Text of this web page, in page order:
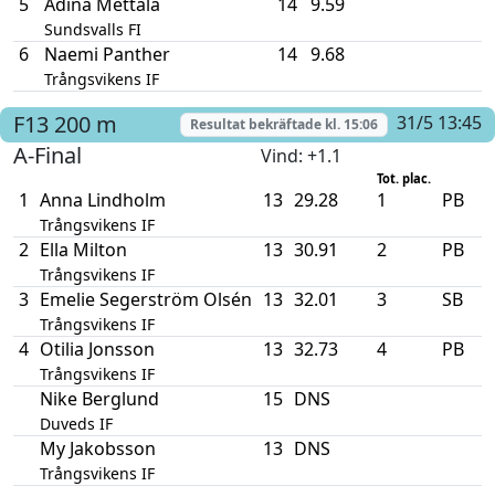
Sundsvalls FI
6 Naemi Panther
Trångsvikens IF
14 9.68
F13 200 m Resultat bekräftade kl. 15:06 31/5 13:45
A-Final Vind: +1.1
Tot. plac.
1 Anna Lindholm
Trångsvikens IF
13 29.28 1 PB
2 Ella Milton
Trångsvikens IF
13 30.91 2 PB
3 Emelie Segerström Olsén
Trångsvikens IF
13 32.01 3 SB
4 Otilia Jonsson
Trångsvikens IF
13 32.73 4 PB
Nike Berglund
Duveds IF
15 DNS
My Jakobsson
Trångsvikens IF
13 DNS